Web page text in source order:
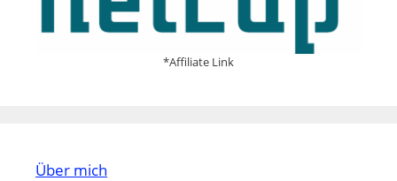
*Affiliate Link
Über mich